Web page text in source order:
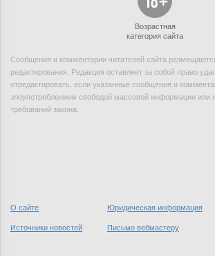
Возрастная
категория сайта
Сообщения и комментарии читателей сайта
редактирования. Редакция оставляет за собой право
отредактировать, если указанные сообщения и
злоупотреблением свободой массовой информации или
требований закона.
О сайте Юридическая информация
Источники новостей Письмо вебмастеру